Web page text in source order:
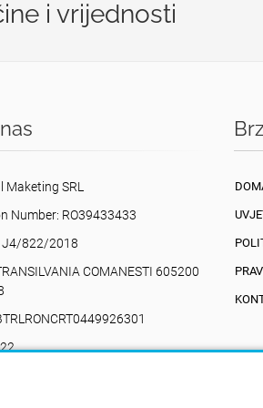
i vrijednosti
Maketing SRL
Number: RO39433433
J4/822/2018
COMANESTI 605200